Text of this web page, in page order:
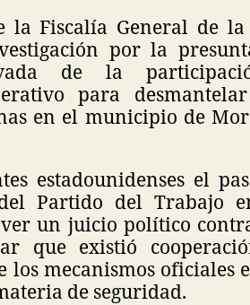
Fiscalía General de la
por la
de la
para
en el municipio de
estadounidenses el
Partido del Trabajo
un juicio político
que existió
los mecanismos oficiales
de seguridad.